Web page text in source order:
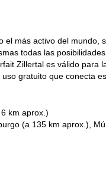
el más activo del
todas las
Zillertal es válido para
gratuito que conecta
km aprox.)
(a 135 km aprox.),